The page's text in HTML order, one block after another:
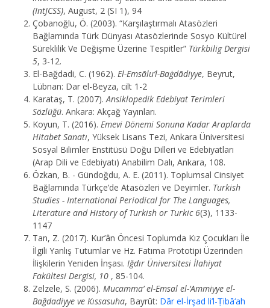
(IntJCSS), August, 2 (SI 1), 94
Çobanoğlu, Ö. (2003). “Karşılaştırmalı Atasözleri
Bağlamında Türk Dünyası Atasözlerinde Sosyo Kültürel
Süreklilik Ve Değişme Üzerine Tespitler” Türkbilig Dergisi
5, 3-12.
El-Bağdadi, C. (1962). El-Emsālu’l-Baġdādiyye, Beyrut,
Lübnan: Dar el-Beyza, cilt 1-2
Karataş, T. (2007).Ansiklopedik Edebiyat Terimleri
Sözlüğü. Ankara: Akçağ Yayınları.
Koyun, T. (2016). Emevi Dönemi Sonuna Kadar Araplarda
Hitabet Sanatı, Yüksek Lisans Tezi, Ankara Üniversitesi
Sosyal Bilimler Enstitüsü Doğu Dilleri ve Edebiyatları
(Arap Dili ve Edebiyatı) Anabilim Dalı, Ankara, 108.
Özkan, B. - Gündoğdu, A. E. (2011). Toplumsal Cinsiyet
Bağlamında Türkçe’de Atasözleri ve Deyimler. Turkish
Studies - International Periodical for The Languages,
Literature and History of Turkish or Turkic 6(3), 1133-
1147
Tan, Z. (2017). Kur’ân Öncesi Toplumda Kız Çocukları İle
İlgili Yanlış Tutumlar ve Hz. Fatıma Prototipi Üzerinden
İlişkilerin Yeniden İnşası. Iğdır Üniversitesi İlahiyat
Fakültesi Dergisi, 10, 85-104.
Zelzele, S. (2006). Mucamma’ el-Emsal el-‘Ammiyye el-
Bağdadiyye ve Kıssasuha, Bayrūt: Dār el-İrşad li’l-Ṭibā‘ah